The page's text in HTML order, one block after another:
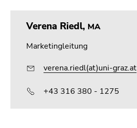
Verena Riedl, MA
Marketingleitung
verena.riedl(at)uni-graz.at
+43 316 380 - 1275